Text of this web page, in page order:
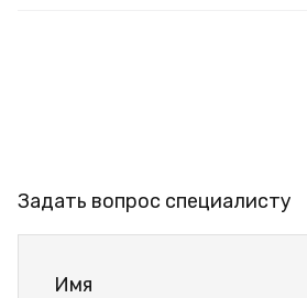
Задать вопрос специалисту
Имя